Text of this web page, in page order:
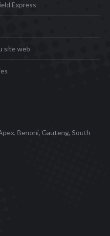
Express
site web
Benoni, Gauteng, South